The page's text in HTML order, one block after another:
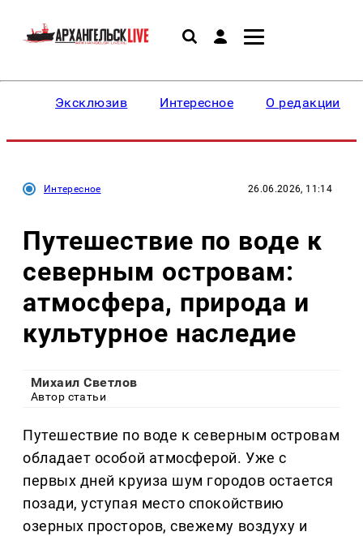
Эксклюзив Интересное О редакции
Интересное 26.06.2026, 11:14
Путешествие по воде к
северным островам:
атмосфера, природа и
культурное наследие
Михаил Светлов
Автор статьи
Путешествие по воде к северным островам
обладает особой атмосферой. Уже с
первых дней круиза шум городов остается
позади, уступая место спокойствию
озерных просторов, свежему воздуху и